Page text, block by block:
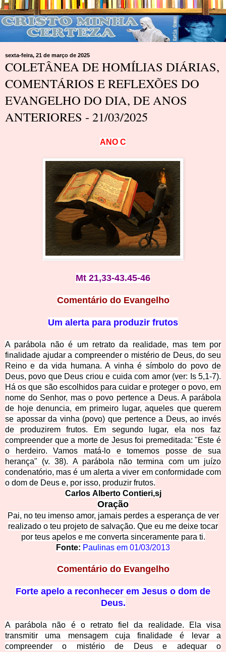
sexta-feira, 21 de março de 2025
COLETÂNEA DE HOMÍLIAS DIÁRIAS,
COMENTÁRIOS E REFLEXÕES DO
EVANGELHO DO DIA, DE ANOS
ANTERIORES - 21/03/2025
A NO C
Mt 21,33-43.45-46
Comentário do Evangelho
Um alerta para produzir frutos
A parábola não é um retrato da realidade, mas tem por
finalidade ajudar a compreender o mistério de Deus, do seu
Reino e da vida humana. A vinha é símbolo do povo de
Deus, povo que Deus criou e cuida com amor (ver: Is 5,1-7).
Há os que são escolhidos para cuidar e proteger o povo, em
nome do Senhor, mas o povo pertence a Deus. A parábola
de hoje denuncia, em primeiro lugar, aqueles que querem
se apossar da vinha (povo) que pertence a Deus, ao invés
de produzirem frutos. Em segundo lugar, ela nos faz
compreender que a morte de Jesus foi premeditada: "Este é
o herdeiro. Vamos matá-lo e tomemos posse de sua
herança" (v. 38). A parábola não termina com um juízo
condenatório, mas é um alerta a viver em conformidade com
o dom de Deus e, por isso, produzir frutos.
Carlos Alberto Contieri,sj
Oração
Pai, no teu imenso amor, jamais perdes a esperança de ver
realizado o teu projeto de salvação. Que eu me deixe tocar
por teus apelos e me converta sinceramente para ti.
Fonte: Paulinas em 01/03/2013
Comentário do Evangelho
Forte apelo a reconhecer em Jesus o dom de
Deus.
A parábola não é o retrato fiel da realidade. Ela visa
transmitir uma mensagem cuja finalidade é levar a
compreender o mistério de Deus e adequar o